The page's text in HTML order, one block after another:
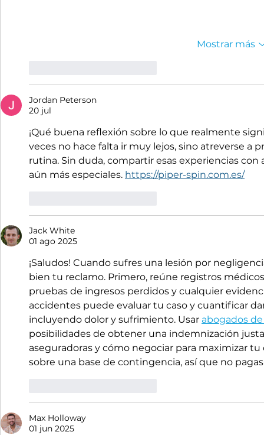
Mostrar más
Jordan Peterson
20 jul
¡Qué buena reflexión sobre lo que realmente
veces no hace falta ir muy lejos, sino atreverse a
rutina. Sin duda, compartir esas experiencias
aún más especiales. https://piper-spin.com.es/
Jack White
01 ago 2025
¡Saludos! Cuando sufres una lesión por
bien tu reclamo. Primero, reúne registros
pruebas de ingresos perdidos y cualquier
accidentes puede evaluar tu caso y cuantificar
incluyendo dolor y sufrimiento. Usar abogados
posibilidades de obtener una indemnización
aseguradoras y cómo negociar para maximizar
sobre una base de contingencia, así que no
Max Holloway
01 jun 2025